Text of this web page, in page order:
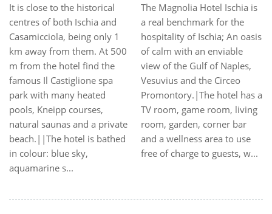
It is close to the historical
centres of both Ischia and
Casamicciola, being only 1
km away from them. At 500
m from the hotel find the
famous Il Castiglione spa
park with many heated
pools, Kneipp courses,
natural saunas and a private
beach.||The hotel is bathed
in colour: blue sky,
aquamarine s...
The Magnolia Hotel Ischia is
a real benchmark for the
hospitality of Ischia; An oasis
of calm with an enviable
view of the Gulf of Naples,
Vesuvius and the Circeo
Promontory.|The hotel has a
TV room, game room, living
room, garden, corner bar
and a wellness area to use
free of charge to guests, w...